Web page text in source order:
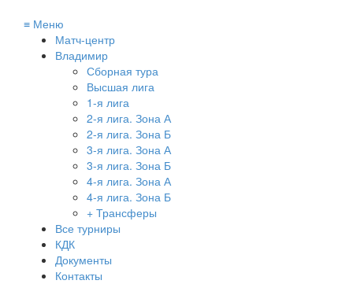
≡ Меню
Матч-центр
Владимир
Сборная тура
Высшая лига
1-я лига
2-я лига. Зона А
2-я лига. Зона Б
3-я лига. Зона А
3-я лига. Зона Б
4-я лига. Зона А
4-я лига. Зона Б
+ Трансферы
Все турниры
КДК
Документы
Контакты